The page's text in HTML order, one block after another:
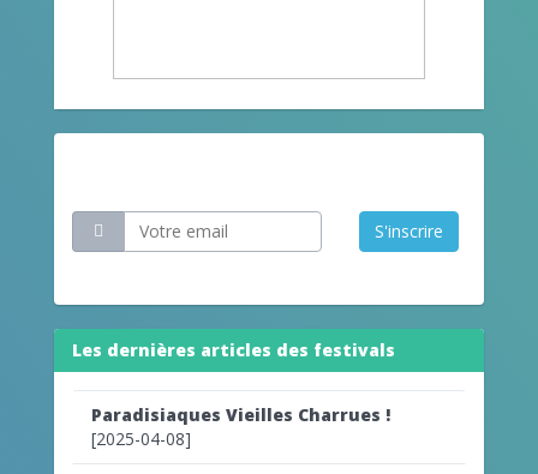
S'inscrire
Les dernières articles des festivals
Paradisiaques Vieilles Charrues !
[2025-04-08]